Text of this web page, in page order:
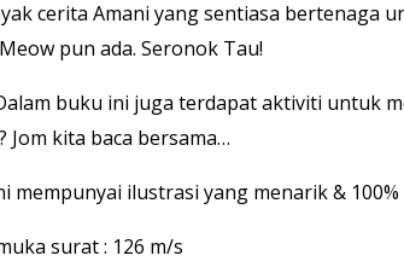
cerita Amani yang sentiasa bertenaga
pun ada. Seronok Tau!
buku ini juga terdapat aktiviti untuk
Jom kita baca bersama…
mempunyai ilustrasi yang menarik &
surat : 126 m/s